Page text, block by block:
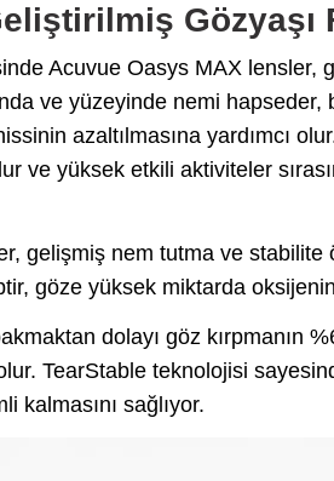
Gözyaşı
Acuvue Oasys MAX lensler,
ve yüzeyinde nemi hapseder,
azaltılmasına yardımcı
ve yüksek etkili aktiviteler
gelişmiş nem tutma ve stabilite
göze yüksek miktarda
dolayı göz kırpmanın
TearStable teknolojisi
kalmasını sağlıyor.